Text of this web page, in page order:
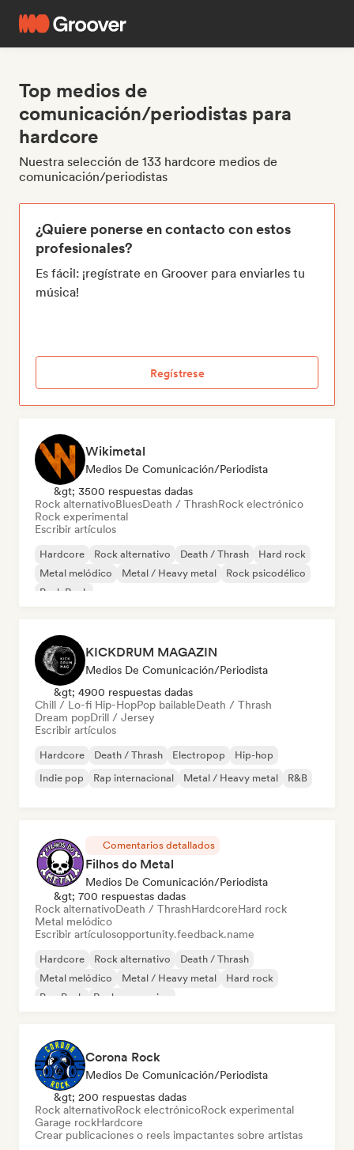
Top medios de
comunicación/periodistas para
hardcore
Nuestra selección de 133 hardcore medios de
comunicación/periodistas
¿Quiere ponerse en contacto con estos
profesionales?
Es fácil: ¡regístrate en Groover para enviarles tu
música!
Regístrese
Wikimetal
Medios De Comunicación/Periodista
&gt; 3500 respuestas dadas
Rock alternativoBluesDeath / ThrashRock electrónico
Rock experimental
Escribir artículos
Hardcore Rock alternativo Death / Thrash
Hard rock
Metal melódico
Metal / Heavy metal
Rock psicodélico
Punk Rock
KICKDRUM MAGAZIN
Medios De Comunicación/Periodista
&gt; 4900 respuestas dadas
Chill / Lo-fi Hip-HopPop bailableDeath / Thrash
Dream popDrill / Jersey
Escribir artículos
Hardcore Death / Thrash Electropop
Hip-hop
Indie pop
Rap internacional Metal / Heavy metal R&B
Comentarios detallados
Filhos do Metal
Medios De Comunicación/Periodista
&gt; 700 respuestas dadas
Rock alternativoDeath / ThrashHardcoreHard rock
Metal melódico
Escribir artículosopportunity.feedback.name
Hardcore Rock alternativo
Death / Thrash
Metal melódico
Metal / Heavy metal
Hard rock
Pop Punk
Rock progresivo
Corona Rock
Medios De Comunicación/Periodista
&gt; 200 respuestas dadas
Rock alternativoRock electrónicoRock experimental
Garage rockHardcore
Crear publicaciones o reels impactantes sobre artistas